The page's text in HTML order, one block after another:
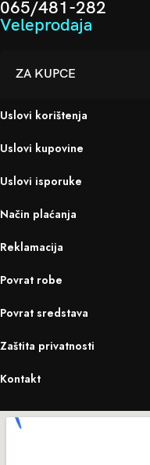
065/481-282
Veleprodaja
ZA KUPCE
Uslovi korištenja
Uslovi kupovine
Uslovi isporuke
Način plaćanja
Reklamacija
Povrat robe
Povrat sredstava
Zaštita privatnosti
Kontakt